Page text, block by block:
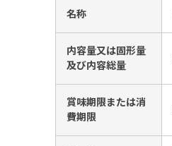
名称
内容量又は固形量
及び内容総量
賞味期限または消
費期限